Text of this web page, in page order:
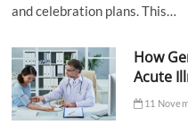
and celebration plans. This…
How
Acute
11